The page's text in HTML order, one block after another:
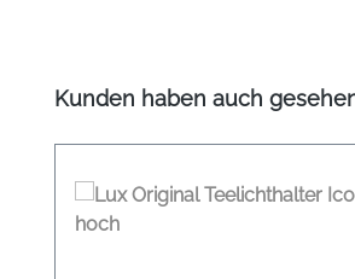
Produktgalerie überspringen
Kunden haben auch